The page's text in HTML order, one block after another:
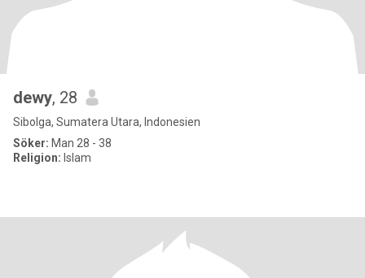
dewy, 28
Sibolga, Sumatera Utara, Indonesien
Söker: Man 28 - 38
Religion: Islam